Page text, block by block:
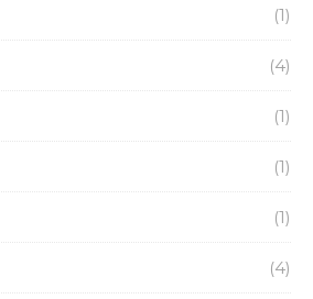
(1)
(4)
(1)
(1)
(1)
(4)